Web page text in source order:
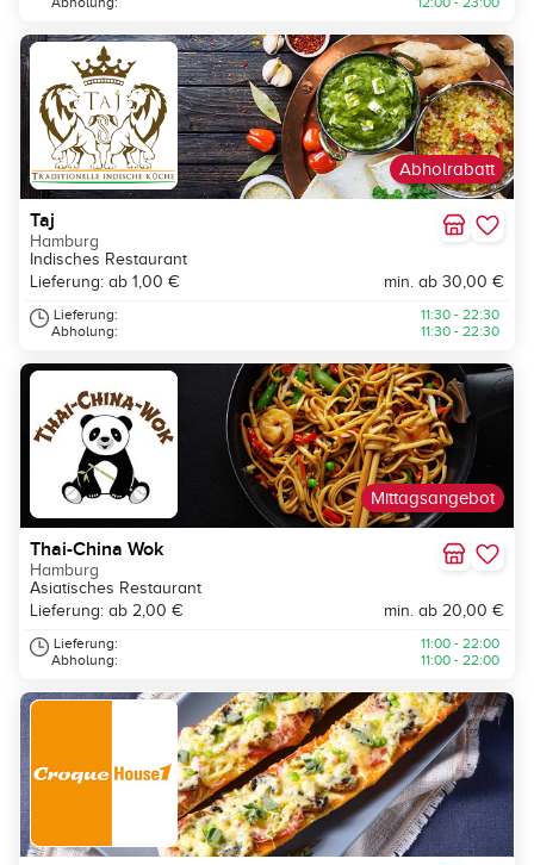
Abholrabatt
Taj
Hamburg
Indisches Restaurant
Lieferung: ab 1,00 €
min. ab 30,00 €
Lieferung:
Abholung:
11:30 - 22:30
11:30 - 22:30
Mittagsangebot
Thai-China Wok
Hamburg
Asiatisches Restaurant
Lieferung: ab 2,00 €
min. ab 20,00 €
Lieferung:
Abholung:
11:00 - 22:00
11:00 - 22:00